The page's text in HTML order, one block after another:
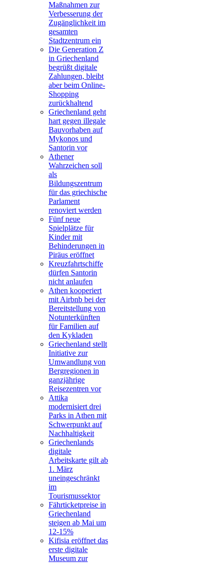
Maßnahmen zur
Verbesserung der
Zugänglichkeit im
gesamten
Stadtzentrum ein
Die Generation Z
in Griechenland
begrüßt digitale
Zahlungen, bleibt
aber beim Online-
Shopping
zurückhaltend
Griechenland geht
hart gegen illegale
Bauvorhaben auf
Mykonos und
Santorin vor
Athener
Wahrzeichen soll
als
Bildungszentrum
für das griechische
Parlament
renoviert werden
Fünf neue
Spielplätze für
Kinder mit
Behinderungen in
Piräus eröffnet
Kreuzfahrtschiffe
dürfen Santorin
nicht anlaufen
Athen kooperiert
mit Airbnb bei der
Bereitstellung von
Notunterkünften
für Familien auf
den Kykladen
Griechenland stellt
Initiative zur
Umwandlung von
Bergregionen in
ganzjährige
Reisezentren vor
Attika
modernisiert drei
Parks in Athen mit
Schwerpunkt auf
Nachhaltigkeit
Griechenlands
digitale
Arbeitskarte gilt ab
1. März
uneingeschränkt
im
Tourismussektor
Fährticketpreise in
Griechenland
steigen ab Mai um
12-15%
Kifisia eröffnet das
erste digitale
Museum zur